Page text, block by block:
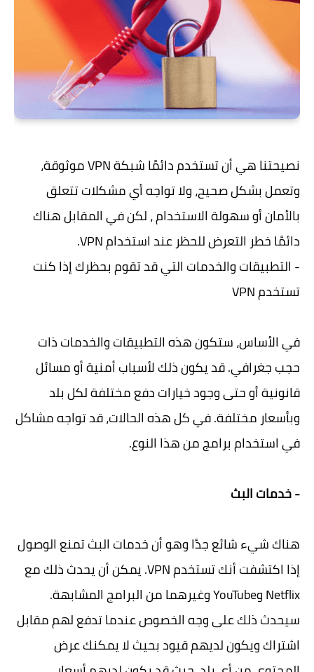
نصيحتنا هي أن تستخدم دائمًا شبكة VPN موثوقة،
وتعمل بشكل صحيح، ولا تواجه أي مشكلات تتعلق
بالأمان أو سهولة الاستخدام ، لكن في المقابل هناك
دائمًا خطر التعرض للحظر عند استخدام VPN.
- التطبيقات والخدمات التي قد تقوم بحظرك إذا كنت
تستخدم VPN
في الأساس، ستكون هذه التطبيقات والخدمات ذات
حجب جغرافي. قد يكون ذلك لأسباب أمنية أو مسائل
قانونية أو حتى وجود خيارات دفع مختلفة لكل بلد
وبأسعار مختلفة. في كل هذه الحالات، قد تواجه مشاكل
في استخدام برامج من هذا النوع.
- خدمات البث
هناك شيء شائع جدًا وهو أن خدمات البث تمنع الوصول
إذا اكتشفت أنك تستخدم VPN. يمكن أن يحدث ذلك مع
Netflix وYouTube وغيرهما من البرامج المشابهة.
سيحدث ذلك على وجه الخصوص عندما تدفع لهم مقابل
اشتراك ويكون لديهم قيود بحيث لا يمكنك عرض